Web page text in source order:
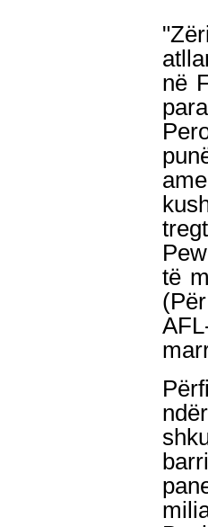
në
të